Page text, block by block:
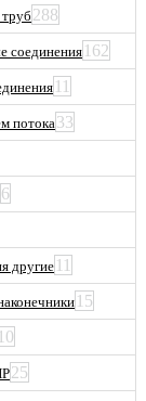
288
соединения 162
11
потока33
6
другие 11
15
10
25